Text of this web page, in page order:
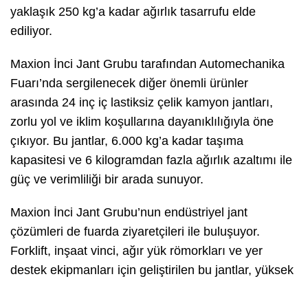
yaklaşık 250 kg’a kadar ağırlık tasarrufu elde
ediliyor.
Maxion İnci Jant Grubu tarafından Automechanika
Fuarı’nda sergilenecek diğer önemli ürünler
arasında 24 inç iç lastiksiz çelik kamyon jantları,
zorlu yol ve iklim koşullarına dayanıklılığıyla öne
çıkıyor. Bu jantlar, 6.000 kg’a kadar taşıma
kapasitesi ve 6 kilogramdan fazla ağırlık azaltımı ile
güç ve verimliliği bir arada sunuyor.
Maxion İnci Jant Grubu’nun endüstriyel jant
çözümleri de fuarda ziyaretçileri ile buluşuyor.
Forklift, inşaat vinci, ağır yük römorkları ve yer
destek ekipmanları için geliştirilen bu jantlar, yüksek